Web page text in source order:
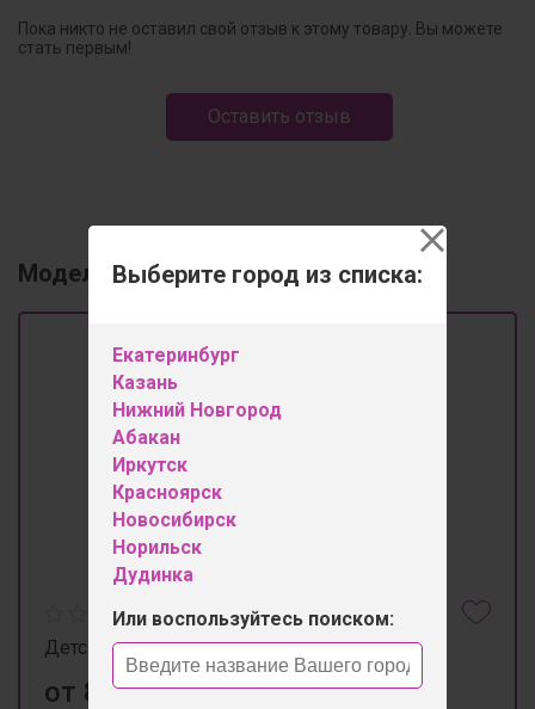
Выберите город из списка:
Екатеринбург
Казань
Нижний Новгород
Абакан
Иркутск
Красноярск
Новосибирск
Норильск
Дудинка
Или воспользуйтесь поиском:
Пока никто не оставил свой отзыв к этому товару. Вы можете
стать первым!
Оставить отзыв
Модельный ряд 1
Детская "Ассоль"
от 8 400 ₽